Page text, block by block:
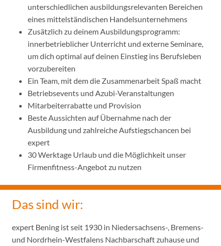
unterschiedlichen ausbildungsrelevanten Bereichen
eines mittelständischen Handelsunternehmens
Zusätzlich zu deinem Ausbildungsprogramm:
innerbetrieblicher Unterricht und externe Seminare,
um dich optimal auf deinen Einstieg ins Berufsleben
vorzubereiten
Ein Team, mit dem die Zusammenarbeit Spaß macht
Betriebsevents und Azubi-Veranstaltungen
Mitarbeiterrabatte und Provision
Beste Aussichten auf Übernahme nach der
Ausbildung und zahlreiche Aufstiegschancen bei
expert
30 Werktage Urlaub und die Möglichkeit unser
Firmenfitness-Angebot zu nutzen
Das sind wir:
expert Bening ist seit 1930 in Niedersachsens-, Bremens-
und Nordrhein-Westfalens Nachbarschaft zuhause und